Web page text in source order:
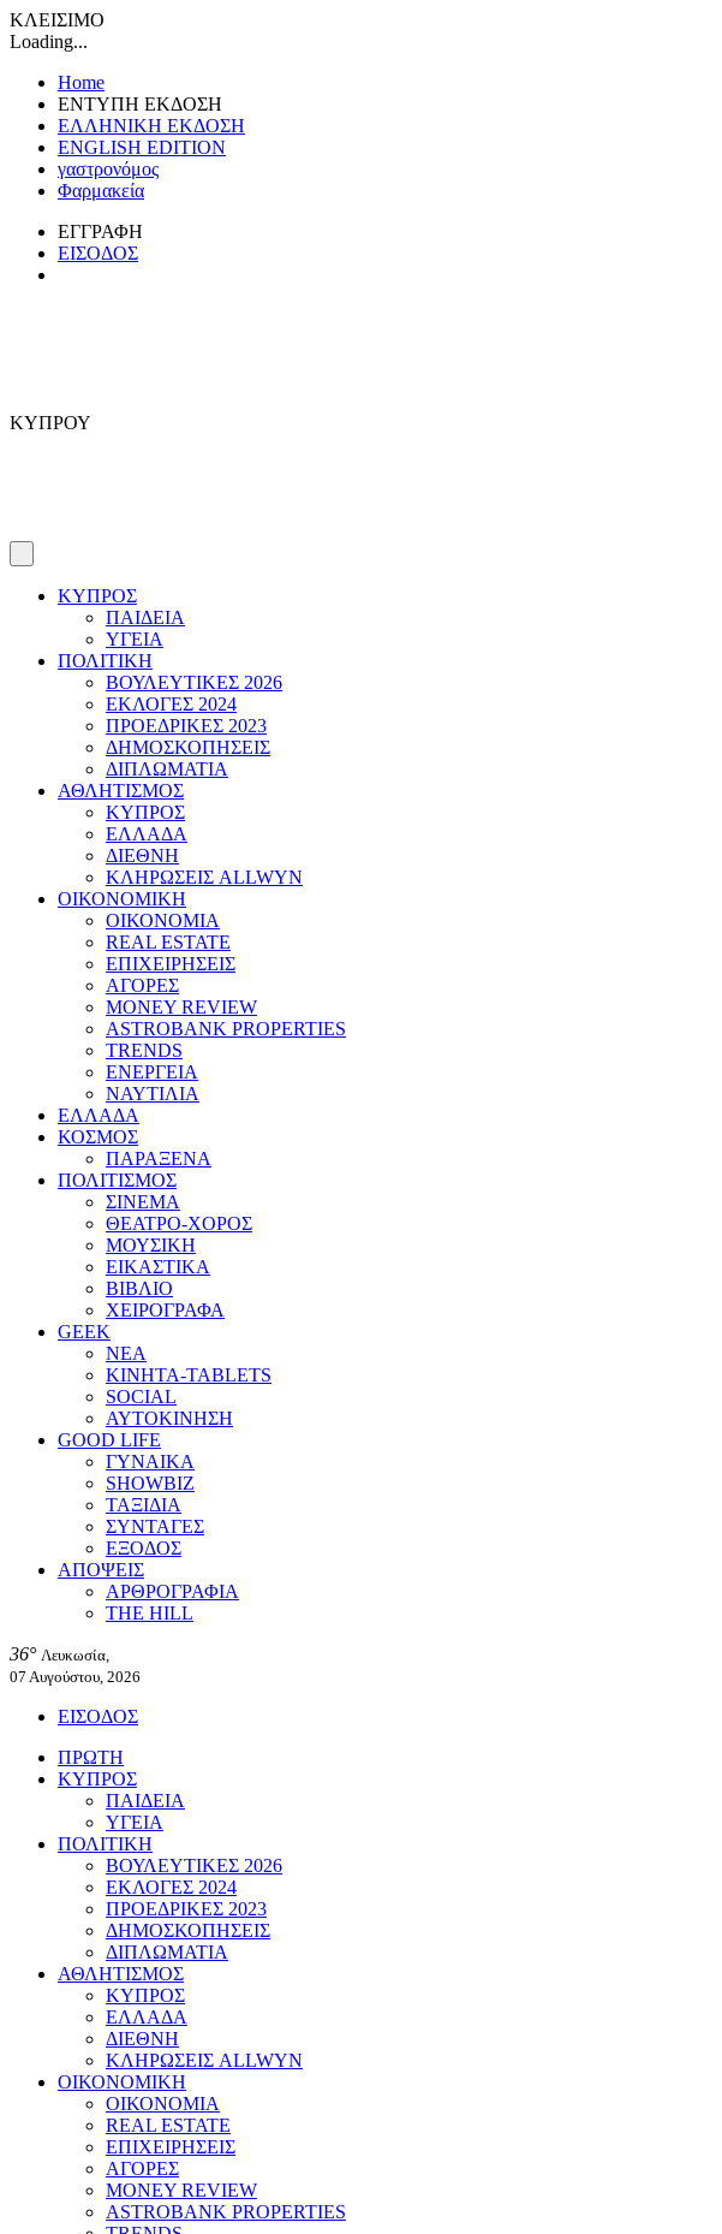
ΚΛΕΙΣΙΜΟ
Loading...
Home
ΕΝΤΥΠΗ ΕΚΔΟΣΗ
ΕΛΛΗΝΙΚΗ ΕΚΔΟΣΗ
ENGLISH EDITION
γαστρονόμος
Φαρμακεία
ΕΓΓΡΑΦΗ
ΕΙΣΟΔΟΣ
ΚΥΠΡΟΥ
ΚΥΠΡΟΣ
ΠΑΙΔΕΙΑ
ΥΓΕΙΑ
ΠΟΛΙΤΙΚΗ
ΒΟΥΛΕΥΤΙΚΕΣ 2026
ΕΚΛΟΓΕΣ 2024
ΠΡΟΕΔΡΙΚΕΣ 2023
ΔΗΜΟΣΚΟΠΗΣΕΙΣ
ΔΙΠΛΩΜΑΤΙΑ
ΑΘΛΗΤΙΣΜΟΣ
ΚΥΠΡΟΣ
ΕΛΛΑΔΑ
ΔΙΕΘΝΗ
ΚΛΗΡΩΣΕΙΣ ALLWYN
ΟΙΚΟΝΟΜΙΚΗ
ΟΙΚΟΝΟΜΙΑ
REAL ESTATE
ΕΠΙΧΕΙΡΗΣΕΙΣ
ΑΓΟΡΕΣ
MONEY REVIEW
ASTROBANK PROPERTIES
TRENDS
ΕΝΕΡΓΕΙΑ
ΝΑΥΤΙΛΙΑ
ΕΛΛΑΔΑ
ΚΟΣΜΟΣ
ΠΑΡΑΞΕΝΑ
ΠΟΛΙΤΙΣΜΟΣ
ΣΙΝΕΜΑ
ΘΕΑΤΡΟ-ΧΟΡΟΣ
ΜΟΥΣΙΚΗ
ΕΙΚΑΣΤΙΚΑ
ΒΙΒΛΙΟ
ΧΕΙΡΟΓΡΑΦΑ
GEEK
ΝΕΑ
ΚΙΝΗΤΑ-TABLETS
SOCIAL
ΑΥΤΟΚΙΝΗΣΗ
GOOD LIFE
ΓΥΝΑΙΚΑ
SHOWBIZ
ΤΑΞΙΔΙΑ
ΣΥΝΤΑΓΕΣ
ΕΞΟΔΟΣ
ΑΠΟΨΕΙΣ
ΑΡΘΡΟΓΡΑΦΙΑ
THE HILL
36° Λευκωσία,
07 Αυγούστου, 2026
ΕΙΣΟΔΟΣ
ΠΡΩΤΗ
ΚΥΠΡΟΣ
ΠΑΙΔΕΙΑ
ΥΓΕΙΑ
ΠΟΛΙΤΙΚΗ
ΒΟΥΛΕΥΤΙΚΕΣ 2026
ΕΚΛΟΓΕΣ 2024
ΠΡΟΕΔΡΙΚΕΣ 2023
ΔΗΜΟΣΚΟΠΗΣΕΙΣ
ΔΙΠΛΩΜΑΤΙΑ
ΑΘΛΗΤΙΣΜΟΣ
ΚΥΠΡΟΣ
ΕΛΛΑΔΑ
ΔΙΕΘΝΗ
ΚΛΗΡΩΣΕΙΣ ALLWYN
ΟΙΚΟΝΟΜΙΚΗ
ΟΙΚΟΝΟΜΙΑ
REAL ESTATE
ΕΠΙΧΕΙΡΗΣΕΙΣ
ΑΓΟΡΕΣ
MONEY REVIEW
ASTROBANK PROPERTIES